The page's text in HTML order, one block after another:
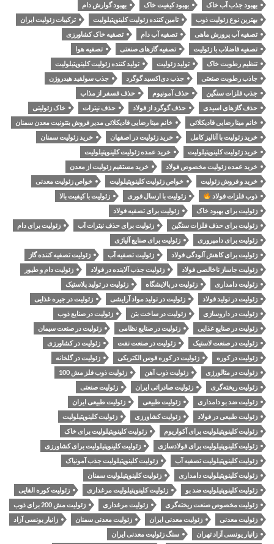
بهبود جذب آب خاک
بهبود کیفیت خاک
بهبود گوارش دام
بهترین نوع زئولیت ذوب
تامین کننده زئولیت کلینوپتیلولیت
ترکیبات زئولیت ایران
تصفیه آب پرورش ماهی
تصفیه آب دام
تصفیه خاک کشاورزی
تصفیه فاضلاب با زئولیت
تصفیه گازهای صنعتی
تصفیه هوا
تنظیم رطوبت خاک
تولید زئولیت
تولید کننده زئولیت کلینوپتیلولیت
جاذب رطوبت صنعتی
جذب دی‌اکسید گوگرد
جذب سولفید هیدروژن
جذب فلزات سنگین
حذف آمونیوم
حذف فسفر از مذاب
حذف گازهای اسیدی
حذف گوگرد از فولاد حذف نیترات
خاک زئولیتی
خانم مینا رضایی قادیکلائی
خانم مینا رضایی قادیکلائی مدیر فروش بنتونیت معدن سمنان
خرید زئولیت با آنالیز کامل
خرید زئولیت در اصفهان
خرید زئولیت سمنان
خرید زئولیت کلینوپتیلولیت
خرید عمده زئولیت کلینوپتیلولیت
خرید عمده زئولیت مخصوص فولاد
خرید مستقیم زئولیت از معدن
خرید و فروش زئولیت
خواص زئولیت کلینوپتیلولیت
خواص زئولیت معدنی
ذوب فلزات فولاد
زئولیت با ارسال فوری
زئولیت با کیفیت بالا
زئولیت برای بهبود خاک
زئولیت برای تصفیه فولاد
زئولیت برای حذف فلزات سنگین
زئولیت برای حذف نیترات آب
زئولیت برای دام
زئولیت برای دامپروری
زئولیت برای صنایع آلیاژی
زئولیت برای کاهش آلودگی فولاد
زئولیت تصفیه آب
زئولیت تصفیه کننده گاز
زئولیت جاساز ناخالصی فولاد
زئولیت جذب آلاینده در فولاد
زئولیت دام و طیور
زئولیت دامداری
زئولیت در پالایشگاه
زئولیت در تولید پلاستیک
زئولیت در تولید فولاد
زئولیت در تولید مواد آرایشی
زئولیت در جیره غذایی
زئولیت در داروسازی
زئولیت در ساخت بتن
زئولیت در صنایع ذوب
زئولیت در صنایع غذایی
زئولیت در صنایع نظامی
زئولیت در صنعت سیمان
زئولیت در صنعت لاستیک
زئولیت در صنعت نفت
زئولیت در کشاورزی
زئولیت در کوره
زئولیت در کوره قوس الکتریکی
زئولیت در گلخانه
زئولیت در متالورژی
زئولیت ذوب آهن
زئولیت ذوب فلز مش 100
زئولیت ریخته‌گری
زئولیت صادراتی ایران
زئولیت صنعتی
زئولیت ضد بو دامداری
زئولیت طبیعی
زئولیت طبیعی ایران
زئولیت طبیعی در فولاد
زئولیت کشاورزی
زئولیت کلینوپتیلولیت
زئولیت کلینوپتیلولیت برای آکواریوم
زئولیت کلینوپتیلولیت برای خاک
زئولیت کلینوپتیلولیت برای فولادسازی
زئولیت کلینوپتیلولیت برای کشاورزی
زئولیت کلینوپتیلولیت تصفیه آب
زئولیت کلینوپتیلولیت جذب آمونیاک
زئولیت کلینوپتیلولیت دامداری
زئولیت کلینوپتیلولیت سمنان
زئولیت کلینوپتیلولیت ضد بو
زئولیت کلینوپتیلولیت مرغداری
زئولیت کوره القایی
زئولیت مخصوص صنعت ریخته‌گری
زئولیت مرغداری
زئولیت مش 200 برای ذوب
زئولیت معدنی
زئولیت معدنی ایران زئولیت معدنی سمنان
زانیار یونسی آزاد
زانیار یونسی آزاد تهران
سنگ زئولیت معدنی ایران